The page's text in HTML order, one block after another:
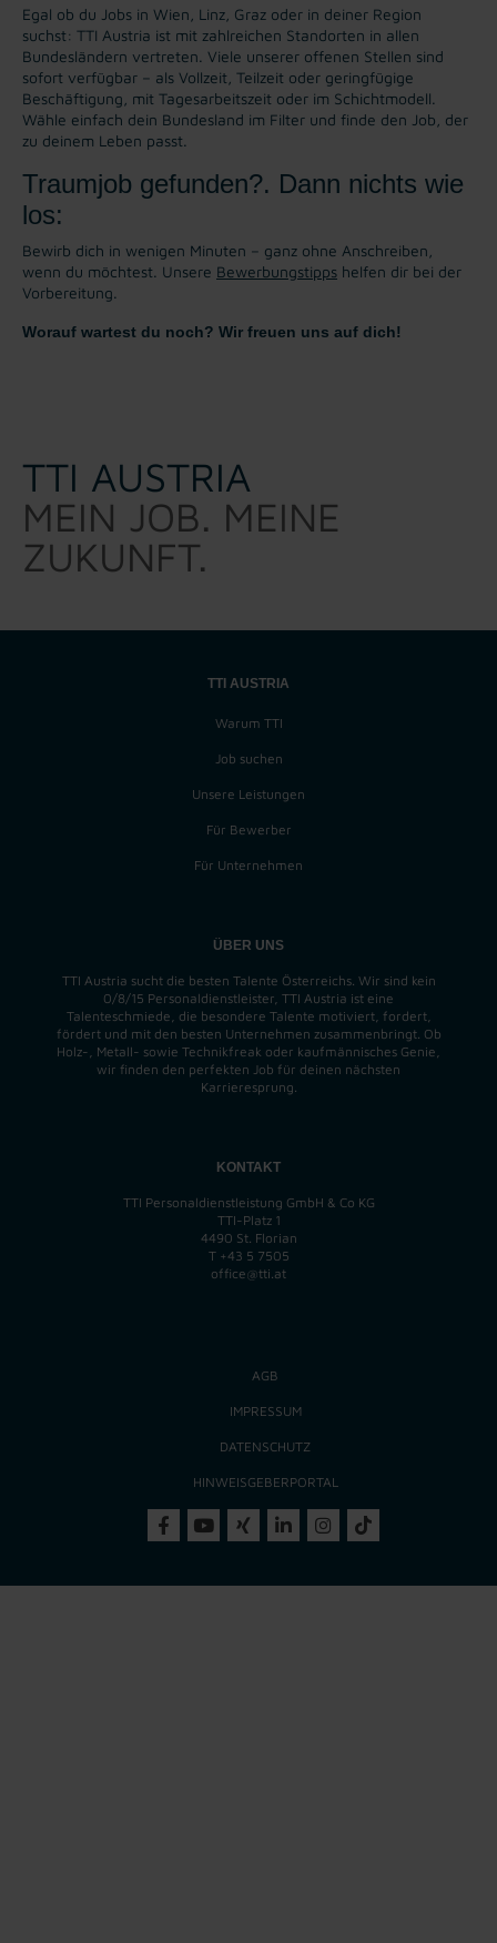
Egal ob du Jobs in Wien, Linz, Graz oder in deiner Region
suchst: TTI Austria ist mit zahlreichen Standorten in allen
Bundesländern vertreten. Viele unserer offenen Stellen sind
sofort verfügbar – als Vollzeit, Teilzeit oder geringfügige
Beschäftigung, mit Tagesarbeitszeit oder im Schichtmodell.
Wähle einfach dein Bundesland im Filter und finde den Job, der
zu deinem Leben passt.
Traumjob gefunden?. Dann nichts wie
los:
Bewirb dich in wenigen Minuten – ganz ohne Anschreiben,
wenn du möchtest. Unsere Bewerbungstipps helfen dir bei der
Vorbereitung.
Worauf wartest du noch? Wir freuen uns auf dich!
TTI AUSTRIA
MEIN JOB. MEINE
ZUKUNFT.
TTI AUSTRIA
Warum TTI
Job suchen
Unsere Leistungen
Für Bewerber
Für Unternehmen
ÜBER UNS
TTI Austria sucht die besten Talente Österreichs. Wir sind kein
0/8/15 Personaldienstleister, TTI Austria ist eine
Talenteschmiede, die besondere Talente motiviert, fordert,
fördert und mit den besten Unternehmen zusammenbringt. Ob
Holz-, Metall- sowie Technikfreak oder kaufmännisches Genie,
wir finden den perfekten Job für deinen nächsten
Karrieresprung.
KONTAKT
TTI Personaldienstleistung GmbH & Co KG
TTI-Platz 1
4490 St. Florian
T +43 5 7505
office@tti.at
AGB
IMPRESSUM
DATENSCHUTZ
HINWEISGEBERPORTAL